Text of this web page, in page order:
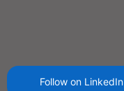
Follow on LinkedIn